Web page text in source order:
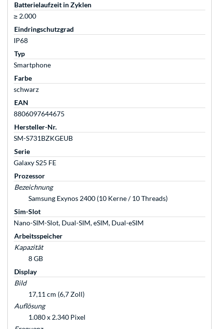
Batterielaufzeit in Zyklen
≥ 2.000
Eindringschutzgrad
IP68
Typ
Smartphone
Farbe
schwarz
EAN
8806097644675
Hersteller-Nr.
SM-S731BZKGEUB
Serie
Galaxy S25 FE
Prozessor
Bezeichnung
Samsung Exynos 2400 (10 Kerne / 10 Threads)
Sim-Slot
Nano-SIM-Slot, Dual-SIM, eSIM, Dual-eSIM
Arbeitsspeicher
Kapazität
8 GB
Display
Bild
17,11 cm (6,7 Zoll)
Auflösung
1.080 x 2.340 Pixel